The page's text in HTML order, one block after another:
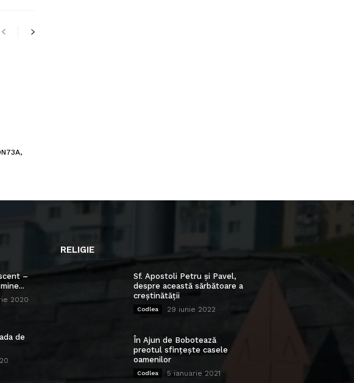
–
2020
de
RELIGIE
Sf. Apostoli Petru și Pavel,
despre această sărbătoare a
creștinătății
Codlea 29 iunie 2022
În Ajun de Bobotează
preotul sfințește casele
oamenilor
Codlea 5 ianuarie 2021